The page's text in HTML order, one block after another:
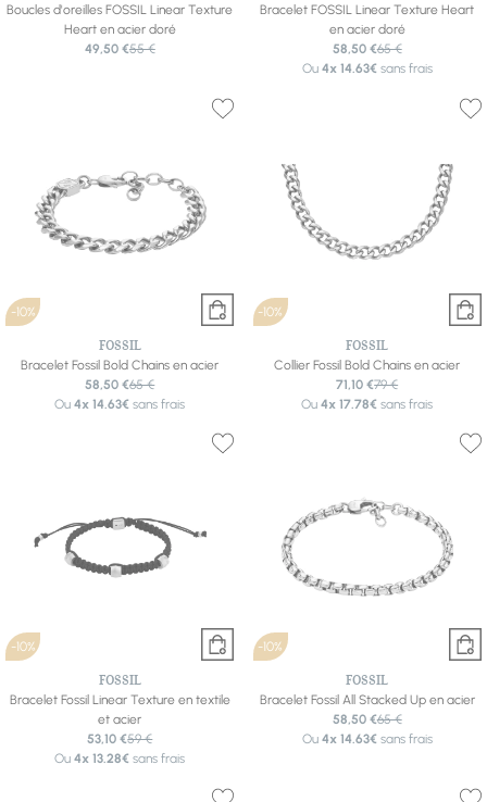
Boucles d'oreilles FOSSIL Linear Texture
Heart en acier doré
49,50 €55 €
Bracelet FOSSIL Linear Texture Heart
en acier doré
58,50 €65 €
Ou 4x 14.63€sans frais
-10%
FOSSIL
Bracelet Fossil Bold Chains en acier
58,50 €65 €
Ou4x 14.63€ sans frais
-10%
FOSSIL
Collier Fossil Bold Chains en acier
71,10 €79 €
Ou4x 17.78€ sans frais
-10%
FOSSIL
Bracelet Fossil Linear Texture en textile
et acier
53,10 €59 €
Ou4x 13.28€ sans frais
-10%
FOSSIL
Bracelet Fossil All Stacked Up en acier
58,50 €65 €
Ou 4x 14.63€sans frais